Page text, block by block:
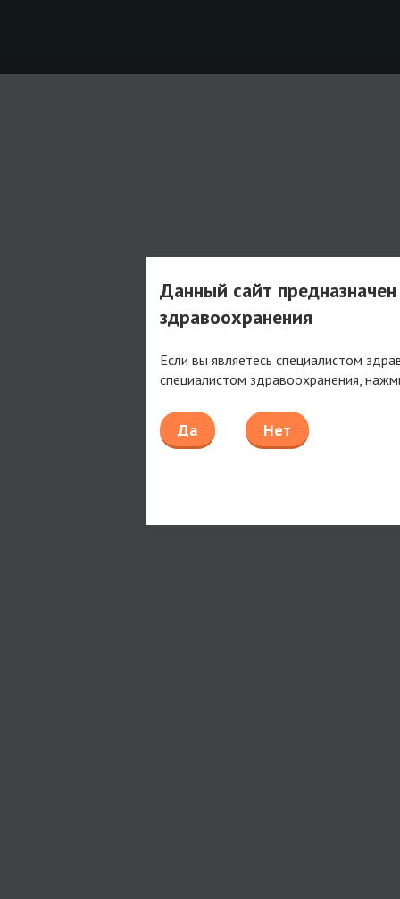
Данный сайт
здравоохранения
Если вы являетесь специалистом
специалистом здравоохранения,
Да Нет